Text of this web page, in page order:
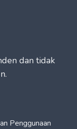
dan tidak
Penggunaan